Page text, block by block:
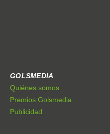
GOLSMEDIA
Quiénes somos
Premios Golsmedia
Publicidad